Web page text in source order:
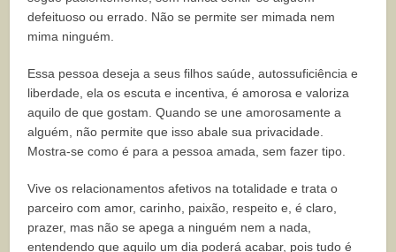
defeituoso ou errado. Não se permite ser mimada nem
mima ninguém.
Essa pessoa deseja a seus filhos saúde, autossuficiência e
liberdade, ela os escuta e incentiva, é amorosa e valoriza
aquilo de que gostam. Quando se une amorosamente a
alguém, não permite que isso abale sua privacidade.
Mostra-se como é para a pessoa amada, sem fazer tipo.
Vive os relacionamentos afetivos na totalidade e trata o
parceiro com amor, carinho, paixão, respeito e, é claro,
prazer, mas não se apega a ninguém nem a nada,
entendendo que aquilo um dia poderá acabar, pois tudo é